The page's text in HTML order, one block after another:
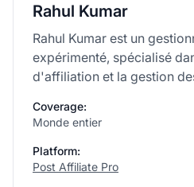
Rahul Kumar
Rahul Kumar est un
expérimenté, spécialisé
d'affiliation et la gestion
Coverage:
Monde entier
Platform:
Post Affiliate Pro